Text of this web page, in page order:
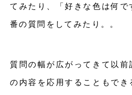
てみたり、「好きな色は何で
番の質問をしてみたり。。
質問の幅が広がってきて以前
の内容を応用することもでき